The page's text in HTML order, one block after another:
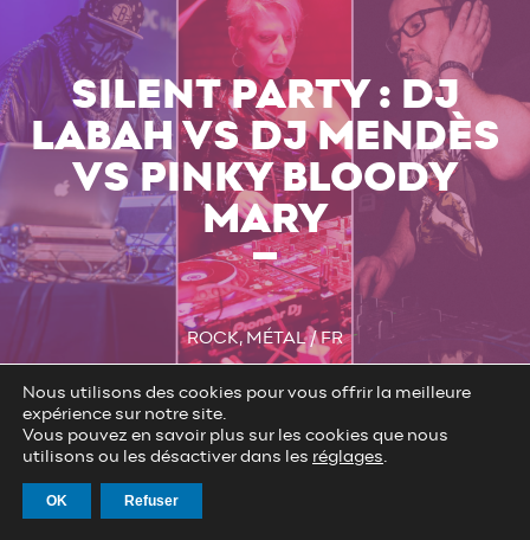
SILENT PARTY : DJ
LABAH VS DJ MENDÈS
VS PINKY BLOODY
MARY
ROCK, MÉTAL / FR
ELECTRO BRUNCH
Nous utilisons des cookies pour vous offrir la meilleure
expérience sur notre site.
Vous pouvez en savoir plus sur les cookies que nous
utilisons ou les désactiver dans les réglages.
OK Refuser